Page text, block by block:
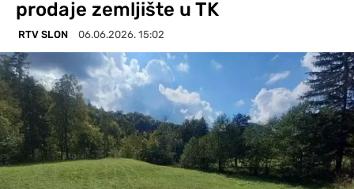
prodaje zemljište u TK
RTV SLON 06.06.2026. 15:02